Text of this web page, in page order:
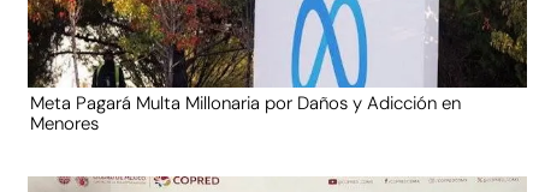
Meta Pagará Multa Millonaria por Daños y Adicción en
Menores